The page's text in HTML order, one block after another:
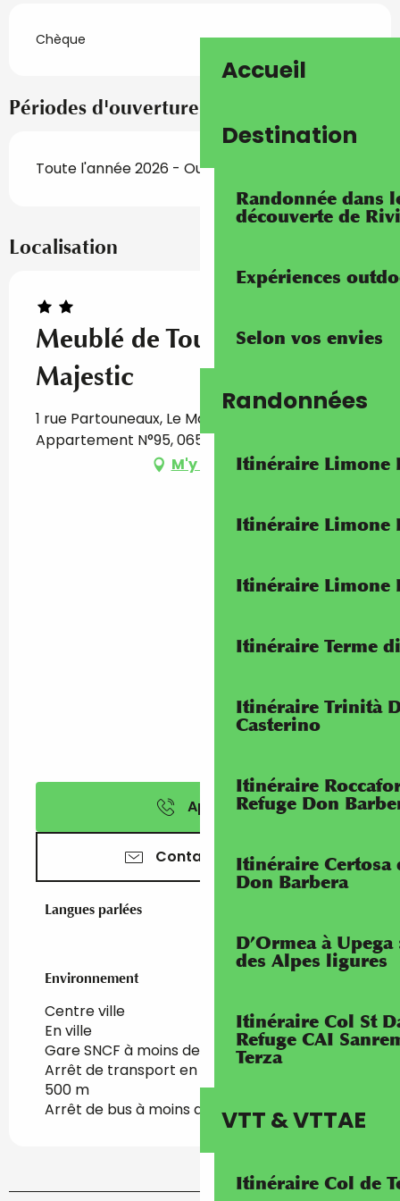
Accueil
Destination
Randonnée dans
découverte de
Expériences
Selon vos envies
Randonnées
Itinéraire Limone
Itinéraire Limone
Itinéraire Limone
Itinéraire Terme
Itinéraire Trinità
Casterino
Itinéraire
Refuge Don
Itinéraire Certosa
Don Barbera
D’Ormea à
des Alpes ligures
Itinéraire Col St
Refuge CAI
Terza
VTT & VTTAE
Itinéraire Col de
Chèque
Périodes d'ouverture
Toute l'année 2026 - Ouvert tous les jours
Localisation
Meublé de Tourisme Le
Majestic
1 rue Partouneaux, Le Majestic - 3e étage
Appartement N°95, 06500 Menton
M'y rendre
Appeler
Contactez-nous
Langues parlées
Langues parlées
Environnement
Environnement
Centre ville
En ville
Gare SNCF à moins de 500 m
Arrêt de transport en commun à moins de
500 m
Arrêt de bus à moins de 500 m